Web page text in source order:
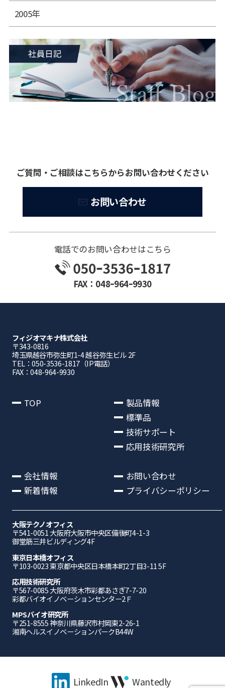
2005年
ご質問・ご相談はこちらからお問い合わせください
お問い合わせ
電話でのお問い合わせはこちら
FAX：048ｰ964ｰ9930
フィジオマキナ株式会社
〒343-0816
埼⽟県越⾕市弥⽣町1-4 越⾕弥⽣ビル 2F
TEL：050-3536-1817（IP電話）
FAX：048-964-9930
TOP
製品情報
標準品
技術サポート
応用技術研究所
会社情報
新着情報
お問い合わせ
プライバシーポリシー
大阪テクノオフィス
〒541-0051 ⼤阪府⼤阪市中央区備後町4-1-3
御堂筋三井ビルディング4F
東京日本橋オフィス
〒103-0023 東京都中央区日本橋本町2丁目3-11 5F
応⽤技術研究所
〒567-0085 ⼤阪府茨⽊市彩都あさぎ7-7-20
彩都バイオイノベーションセンター2Ｆ
MPSバイオ研究所
〒251-8555 神奈川県藤沢市村岡東2-26-1
湘南ヘルスイノベーションパークB44W
LinkedIn Wantedly